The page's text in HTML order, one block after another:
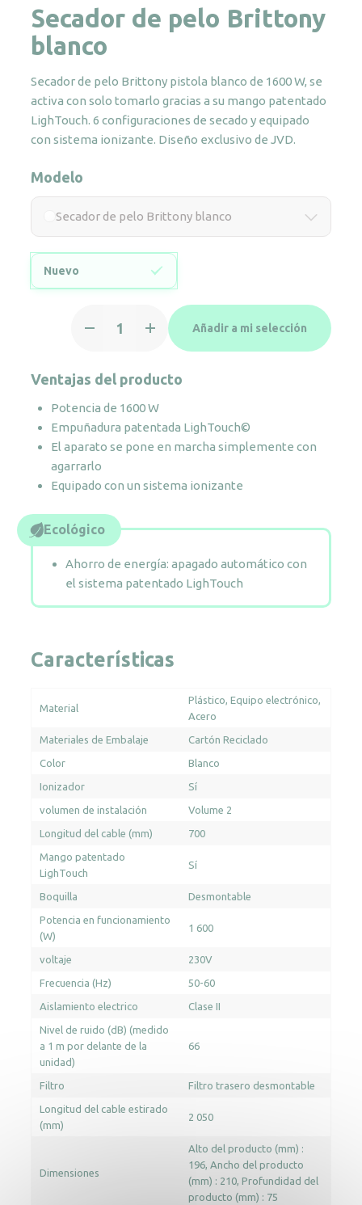
Secador de pelo Brittony
blanco
Secador de pelo Brittony pistola blanco de 1600 W, se
activa con solo tomarlo gracias a su mango patentado
LighTouch. 6 configuraciones de secado y equipado
con sistema ionizante. Diseño exclusivo de JVD.
Modelo
Secador de pelo Brittony blanco
Nuevo
Brittony
blanco
cantidad
Añadir a mi selección
Ventajas del producto
Potencia de 1600 W
Empuñadura patentada LighTouch©
El aparato se pone en marcha simplemente con
agarrarlo
Equipado con un sistema ionizante
Ecológico
Ahorro de energía: apagado automático con
el sistema patentado LighTouch
Características
Material
Plástico Equipo electrónico
Acero
Materiales de Embalaje Cartón Reciclado
Color Blanco
Ionizador Sí
volumen de instalación Volume 2
Longitud del cable (mm) 700
Mango patentado
LighTouch
Sí
Boquilla Desmontable
Potencia en funcionamiento
(W)
1 600
voltaje 230V
Frecuencia (Hz) 50-60
Aislamiento electrico Clase II
Nivel de ruido (dB) (medido
a 1 m por delante de la
unidad)
66
Filtro Filtro trasero desmontable
Longitud del cable estirado
(mm)
2 050
Dimensiones
Alto del producto (mm) :
196 Ancho del producto
(mm) : 210 Profundidad del
producto (mm) : 75